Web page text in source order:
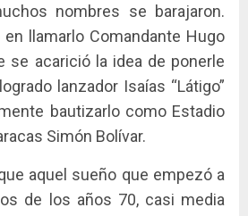
nombres se barajaron.
llamarlo Comandante Hugo
se acarició la idea de ponerle
lanzador Isaías “Látigo”
bautizarlo como Estadio
Simón Bolívar.
aquel sueño que empezó a
de los años 70, casi media